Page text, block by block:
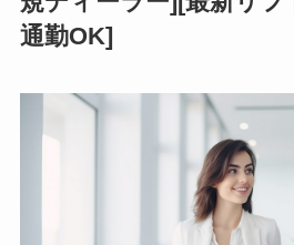
通勤OK]